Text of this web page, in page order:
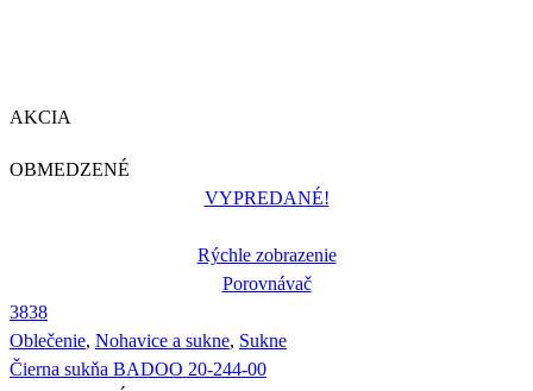
AKCIA
OBMEDZENÉ
VYPREDANÉ!
Rýchle zobrazenie
Porovnávač
3838
Oblečenie, Nohavice a sukne, Sukne
Čierna sukňa BADOO 20-244-00